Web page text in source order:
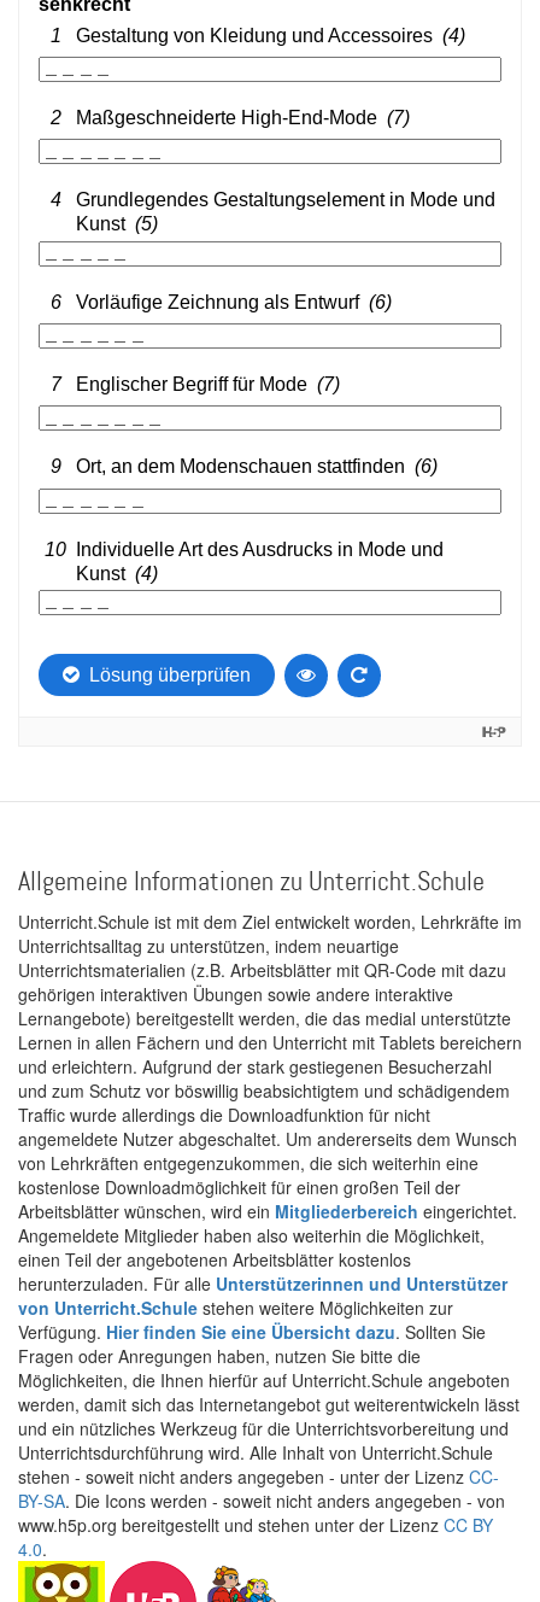
Allgemeine Informationen zu Unterricht.Schule
Unterricht.Schule ist mit dem Ziel entwickelt worden, Lehrkräfte im
Unterrichtsalltag zu unterstützen, indem neuartige
Unterrichtsmaterialien (z.B. Arbeitsblätter mit QR-Code mit dazu
gehörigen interaktiven Übungen sowie andere interaktive
Lernangebote) bereitgestellt werden, die das medial unterstützte
Lernen in allen Fächern und den Unterricht mit Tablets bereichern
und erleichtern. Aufgrund der stark gestiegenen Besucherzahl
und zum Schutz vor böswillig beabsichtigtem und schädigendem
Traffic wurde allerdings die Downloadfunktion für nicht
angemeldete Nutzer abgeschaltet. Um andererseits dem Wunsch
von Lehrkräften entgegenzukommen, die sich weiterhin eine
kostenlose Downloadmöglichkeit für einen großen Teil der
Arbeitsblätter wünschen, wird ein Mitgliederbereich eingerichtet.
Angemeldete Mitglieder haben also weiterhin die Möglichkeit,
einen Teil der angebotenen Arbeitsblätter kostenlos
herunterzuladen. Für alle Unterstützerinnen und Unterstützer
von Unterricht.Schule stehen weitere Möglichkeiten zur
Verfügung. Hier finden Sie eine Übersicht dazu. Sollten Sie
Fragen oder Anregungen haben, nutzen Sie bitte die
Möglichkeiten, die Ihnen hierfür auf Unterricht.Schule angeboten
werden, damit sich das Internetangebot gut weiterentwickeln lässt
und ein nützliches Werkzeug für die Unterrichtsvorbereitung und
Unterrichtsdurchführung wird. Alle Inhalt von Unterricht.Schule
stehen - soweit nicht anders angegeben - unter der Lizenz CC-
BY-SA. Die Icons werden - soweit nicht anders angegeben - von
www.h5p.org bereitgestellt und stehen unter der Lizenz CC BY
4.0.